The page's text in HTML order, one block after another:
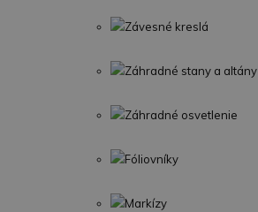
Závesné kreslá
Záhradné stany a altány
Záhradné osvetlenie
Fóliovníky
Markízy